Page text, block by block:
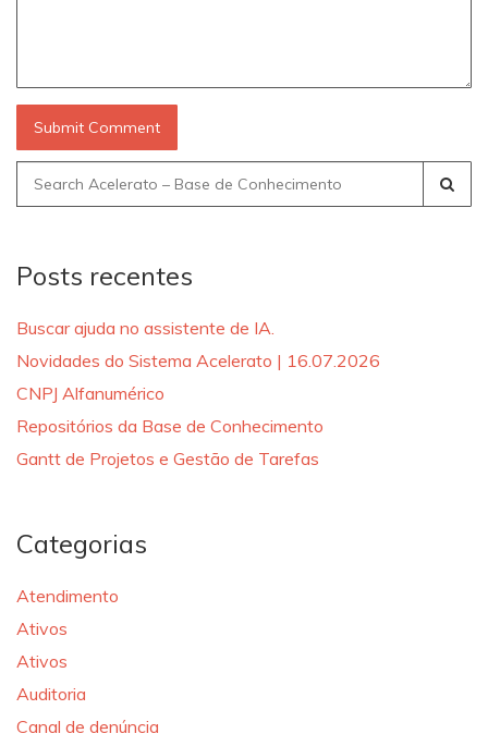
Search
for:
Posts recentes
Buscar ajuda no assistente de IA.
Novidades do Sistema Acelerato | 16.07.2026
CNPJ Alfanumérico
Repositórios da Base de Conhecimento
Gantt de Projetos e Gestão de Tarefas
Categorias
Atendimento
Ativos
Ativos
Auditoria
Canal de denúncia